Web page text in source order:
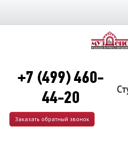
+7 (499) 460-
44-20
Заказать обратный звонок